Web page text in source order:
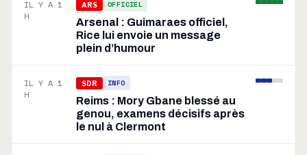
IL Y A 1
H
ARS OFFICIEL
Arsenal : Guimaraes officiel,
Rice lui envoie un message
plein d’humour
IL Y A 1
H
SDR INFO
Reims : Mory Gbane blessé au
genou, examens décisifs après
le nul à Clermont